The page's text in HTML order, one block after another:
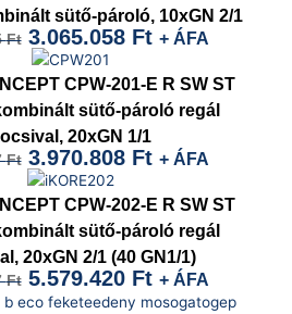
sütő-pároló, 10xGN 2/1
Ft
was:
5.446.455 Ft.
3.065.058 Ft
is:
3.065.058 Ft.
+ ÁFA
CPW-201-E R SW ST
sütő-pároló regál
20xGN 1/1
Ft
Original
price
was:
7.055.067 Ft.
3.970.808 Ft
price
is:
3.970.808 Ft.
+ ÁFA
CPW-202-E R SW ST
sütő-pároló regál
20xGN 2/1 (40 GN1/1)
Ft
Original
price
was:
9.918.687 Ft.
5.579.420 Ft
price
is:
5.579.420 Ft.
+ ÁFA
Original
Current